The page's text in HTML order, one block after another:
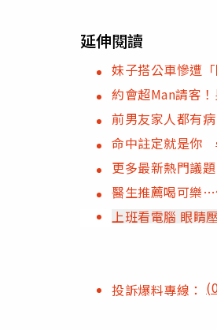
延伸閱讀
妹子搭公車慘遭
約會超Man請客
前男友家人都有
命中註定就是你
更多最新熱門議
醫生推薦喝可樂
上班看電腦 眼睛
投訴爆料專線：